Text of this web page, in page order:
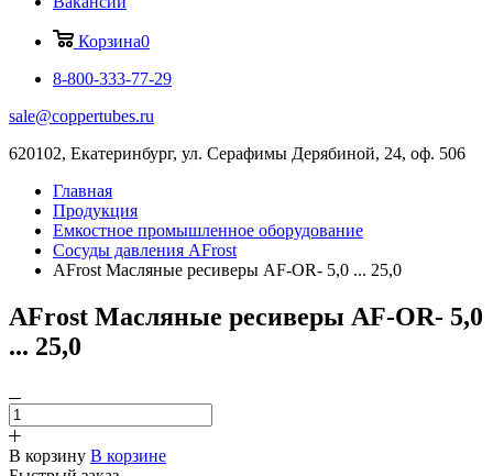
Корзина0
8-800-333-77-29
sale@coppertubes.ru
620102, Екатеринбург, ул. Серафимы Дерябиной, 24, оф. 506
Главная
Продукция
Емкостное промышленное оборудование
Сосуды давления AFrost
AFrost Масляные ресиверы AF-ОR- 5,0 ... 25,0
AFrost Масляные ресиверы AF-ОR- 5,0
... 25,0
В корзину В корзине